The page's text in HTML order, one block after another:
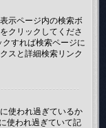
示ページ内の検索ボ
クリックしてくださ
クすれば検索ページに
スと詳細検索リンク
使われ過ぎているか
使われ過ぎていて記